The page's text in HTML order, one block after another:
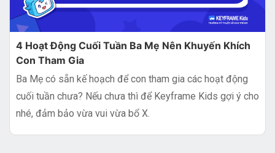
4 Hoạt Động Cuối Tuần Ba Mẹ Nên Khuyến Khích
Con Tham Gia
Ba Mẹ có sẵn kế hoạch để con tham gia các hoạt động
cuối tuần chưa? Nếu chưa thì để Keyframe Kids gợi ý cho
nhé, đảm bảo vừa vui vừa bổ X.